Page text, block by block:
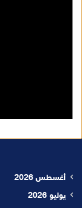
أغسطس 2026
يوليو 2026